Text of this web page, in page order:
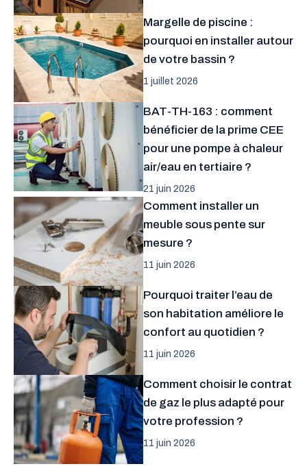
Margelle de piscine :
pourquoi en installer autour
de votre bassin ?
1 juillet 2026
BAT-TH-163 : comment
bénéficier de la prime CEE
pour une pompe à chaleur
air/eau en tertiaire ?
21 juin 2026
Comment installer un
meuble sous pente sur
mesure ?
11 juin 2026
Pourquoi traiter l’eau de
son habitation améliore le
confort au quotidien ?
11 juin 2026
Comment choisir le contrat
de gaz le plus adapté pour
votre profession ?
11 juin 2026